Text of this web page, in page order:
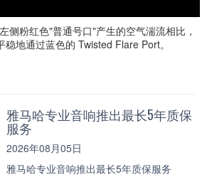
侧粉红色"普通号口"产生的空气湍流相比，
地通过蓝色的 Twisted Flare Port。
雅马哈专业音响推出最长5年质保
服务
2026年08月05日
雅马哈专业音响推出最长5年质保服务